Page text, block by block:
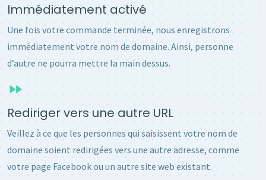
Immédiatement activé
Une fois votre commande terminée, nous enregistrons
immédiatement votre nom de domaine. Ainsi, personne
d’autre ne pourra mettre la main dessus.
Rediriger vers une autre URL
Veillez à ce que les personnes qui saisissent votre nom de
domaine soient redirigées vers une autre adresse, comme
votre page Facebook ou un autre site web existant.